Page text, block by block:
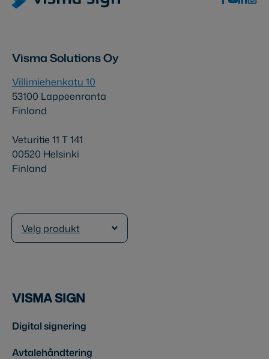
Visma Solutions Oy
Villimiehenkatu 10
53100 Lappeenranta
Finland
Veturitie 11 T 141
00520 Helsinki
Finland
Velg produkt
VISMA SIGN
Digital signering
Avtalehåndtering